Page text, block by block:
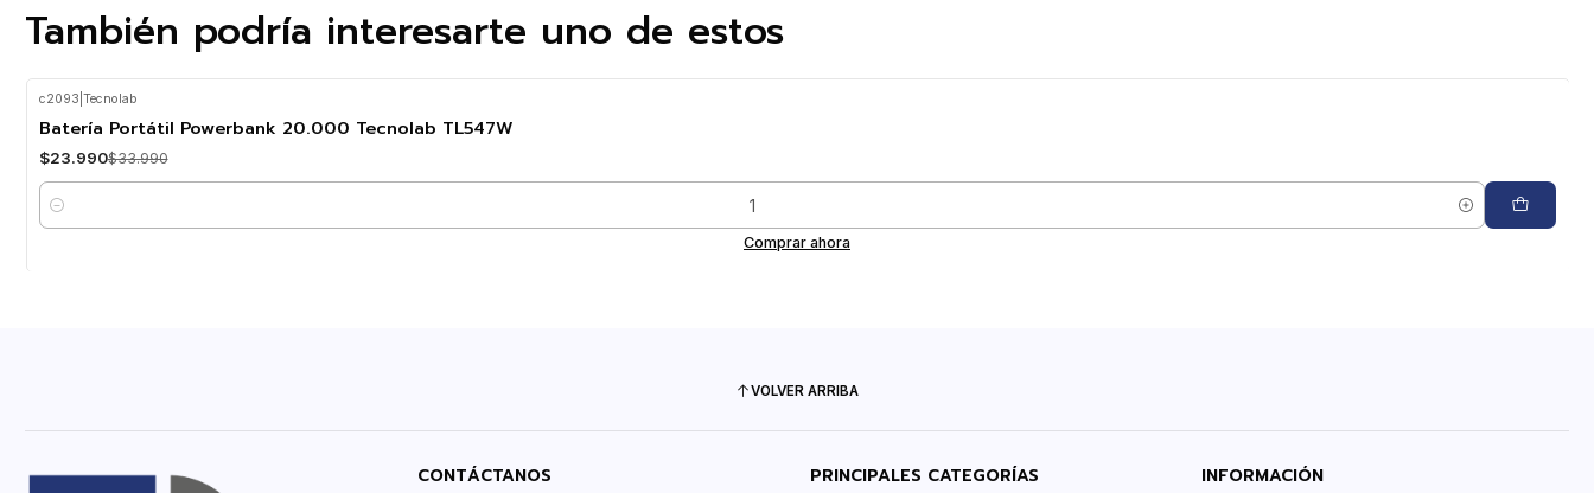
También podría interesarte uno de estos
-29% OFF
c2093 Tecnolab
Batería Portátil Powerbank 20.000 Tecnolab TL547W
$23.990$33.990
Cantidad
Comprar ahora
VOLVER ARRIBA
CONTÁCTANOS PRINCIPALES CATEGORÍAS INFORMACIÓN